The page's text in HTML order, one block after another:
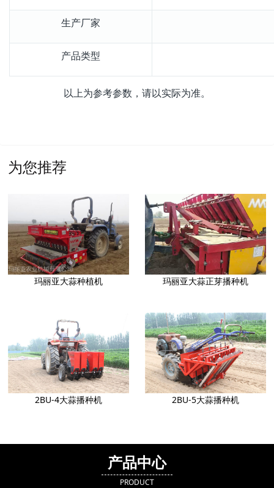
生产厂家
产品类型
以上为参考参数，请以实际为准。
为您推荐
玛丽亚大蒜种植机 玛丽亚大蒜正芽播种机
2BU-4大蒜播种机 2BU-5大蒜播种机
产品中心
PRODUCT